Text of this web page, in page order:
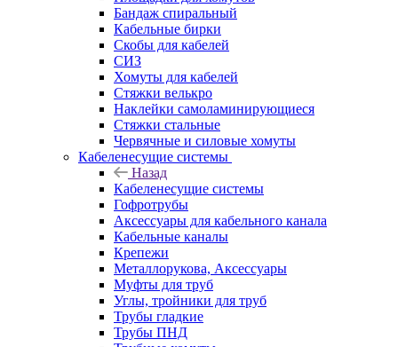
Бандаж спиральный
Кабельные бирки
Cкобы для кабелей
СИЗ
Хомуты для кабелей
Стяжки велькро
Наклейки самоламинирующиеся
Стяжки стальные
Червячные и силовые хомуты
Кабеленесущие системы
Назад
Кабеленесущие системы
Гофротрубы
Аксессуары для кабельного канала
Кабельные каналы
Крепежи
Металлорукова, Аксессуары
Муфты для труб
Углы, тройники для труб
Трубы гладкие
Трубы ПНД